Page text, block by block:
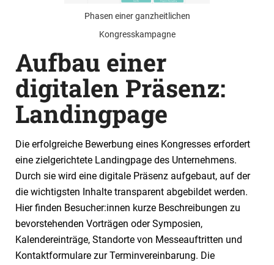
Phasen einer ganzheitlichen
Kongresskampagne
Aufbau einer
digitalen Präsenz:
Landingpage
Die erfolgreiche Bewerbung eines Kongresses erfordert
eine zielgerichtete Landingpage des Unternehmens.
Durch sie wird eine digitale Präsenz aufgebaut, auf der
die wichtigsten Inhalte transparent abgebildet werden.
Hier finden Besucher:innen kurze Beschreibungen zu
bevorstehenden Vorträgen oder Symposien,
Kalendereinträge, Standorte von Messeauftritten und
Kontaktformulare zur Terminvereinbarung. Die